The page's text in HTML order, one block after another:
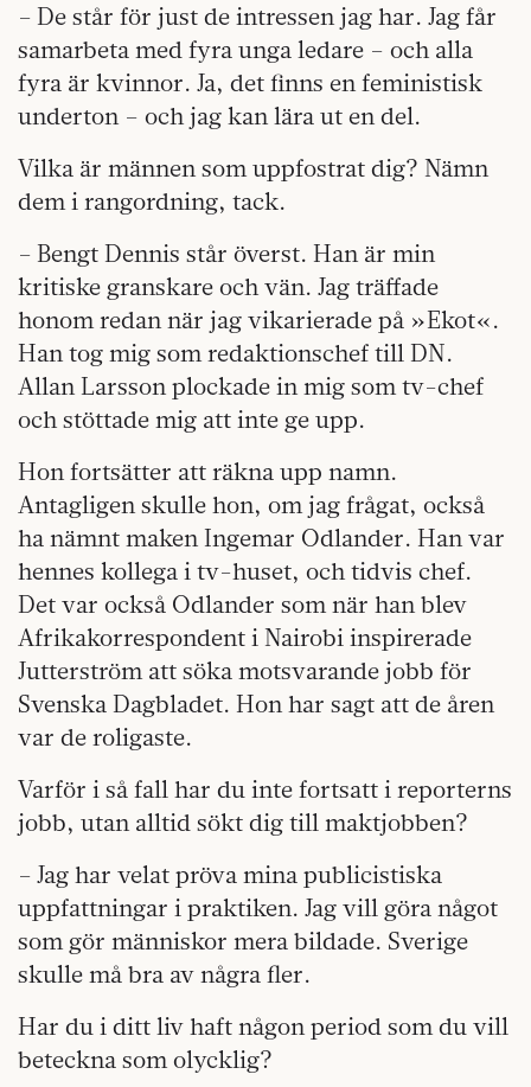
– De står för just de intressen jag har. Jag får
samarbeta med fyra unga ledare – och alla
fyra är kvinnor. Ja, det finns en feministisk
underton – och jag kan lära ut en del.
Vilka är männen som uppfostrat dig? Nämn
dem i rangordning, tack.
– Bengt Dennis står överst. Han är min
kritiske granskare och vän. Jag träffade
honom redan när jag vikarierade på »Ekot«.
Han tog mig som redaktionschef till DN.
Allan Larsson plockade in mig som tv-chef
och stöttade mig att inte ge upp.
Hon fortsätter att räkna upp namn.
Antagligen skulle hon, om jag frågat, också
ha nämnt maken Ingemar Odlander. Han var
hennes kollega i tv-huset, och tidvis chef.
Det var också Odlander som när han blev
Afrikakorrespondent i Nairobi inspirerade
Jutterström att söka motsvarande jobb för
Svenska Dagbladet. Hon har sagt att de åren
var de roligaste.
Varför i så fall har du inte fortsatt i reporterns
jobb, utan alltid sökt dig till maktjobben?
– Jag har velat pröva mina publicistiska
uppfattningar i praktiken. Jag vill göra något
som gör människor mera bildade. Sverige
skulle må bra av några fler.
Har du i ditt liv haft någon period som du vill
beteckna som olycklig?